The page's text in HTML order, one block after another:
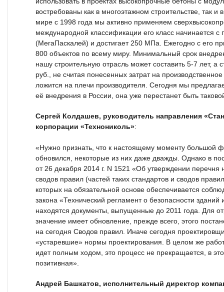
востребованы как в многоэтажном строительстве, так
мире с 1998 года мы активно применяем
международной классификации его класс начинается
(МегаПаскалей) и достигает 250 МПа. Ежегодно с его
800 объектов по всему миру. Минимальный срок
нашу строительную отрасль может составить 5-7 лет,
руб., не считая понесенных затрат на
ложится на плечи производителя. Сегодня мы
её внедрения в России, она уже перестанет быть
Сергей Колдашев, руководитель направления
корпорации «Технониколь»:
«Нужно признать, что к настоящему моменту большой
обновился, некоторые из них даже дважды. Однако в
от 26 декабря 2014 г. N 1521 «Об утверждении перечня
сводов правил (частей таких стандартов и сводов
которых на обязательной основе обеспечивается
закона «Технический регламент о безопасности
находятся документы, выпущенные до 2011 года. Для
значение имеет обновление, прежде всего, этого
на сегодня Сводов правил. Иначе сегодня
«устаревшие» нормы проектирования. В целом же
идет полным ходом, это процесс не прекращается, в
позитивная».
Андрей Башкатов, исполнительный директор